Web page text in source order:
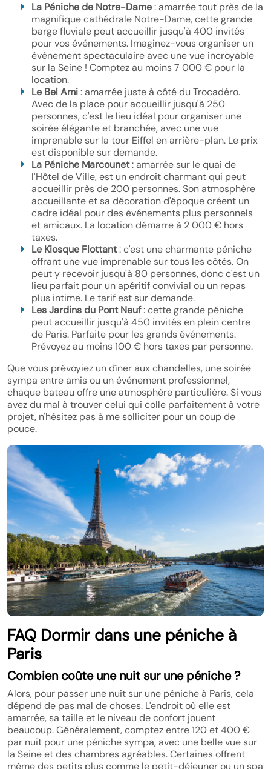
La Péniche de Notre-Dame: amarrée tout près de la
magnifique cathédrale Notre-Dame, cette grande
barge fluviale peut accueillir jusqu'à 400 invités
pour vos événements. Imaginez-vous organiser un
événement spectaculaire avec une vue incroyable
sur la Seine ! Comptez au moins 7 000 € pour la
location.
Le Bel Ami: amarrée juste à côté du Trocadéro.
Avec de la place pour accueillir jusqu'à 250
personnes, c'est le lieu idéal pour organiser une
soirée élégante et branchée, avec une vue
imprenable sur la tour Eiffel en arrière-plan. Le prix
est disponible sur demande.
La Péniche Marcounet: amarrée sur le quai de
l'Hôtel de Ville, est un endroit charmant qui peut
accueillir près de 200 personnes. Son atmosphère
accueillante et sa décoration d'époque créent un
cadre idéal pour des événements plus personnels
et amicaux. La location démarre à 2 000 € hors
taxes.
Le Kiosque Flottant: c'est une charmante péniche
offrant une vue imprenable sur tous les côtés. On
peut y recevoir jusqu'à 80 personnes, donc c'est un
lieu parfait pour un apéritif convivial ou un repas
plus intime. Le tarif est sur demande.
Les Jardins du Pont Neuf: cette grande péniche
peut accueillir jusqu'à 450 invités en plein centre
de Paris. Parfaite pour les grands événements.
Prévoyez au moins 100 € hors taxes par personne.
Que vous prévoyiez un dîner aux chandelles, une soirée
sympa entre amis ou un événement professionnel,
chaque bateau offre une atmosphère particulière. Si vous
avez du mal à trouver celui qui colle parfaitement à votre
projet, n'hésitez pas à me solliciter pour un coup de
pouce.
FAQ Dormir dans une péniche à
Paris
Combien coûte une nuit sur une péniche ?
Alors, pour passer une nuit sur une péniche à Paris, cela
dépend de pas mal de choses. L'endroit où elle est
amarrée, sa taille et le niveau de confort jouent
beaucoup. Généralement, comptez entre 120 et 400 €
par nuit pour une péniche sympa, avec une belle vue sur
la Seine et des chambres agréables. Certaines offrent
même des petits plus comme le petit-déjeuner ou un spa